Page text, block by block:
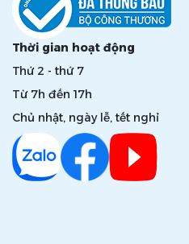
Thời gian hoạt động
Thứ 2 - thứ 7
Từ 7h đến 17h
Chủ nhật, ngày lễ, tết nghỉ